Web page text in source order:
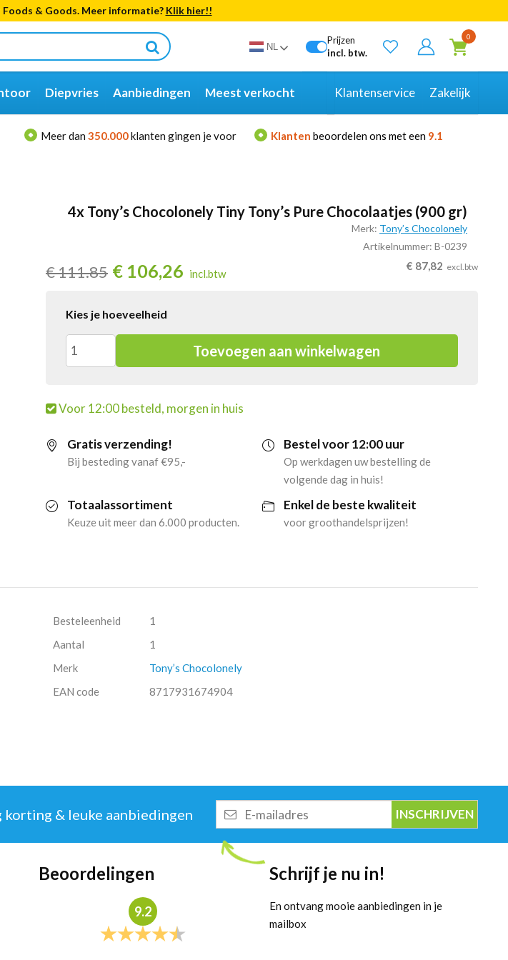
& Goods. Meer informatie? Klik hier!!
NL
Prijzen
incl. btw.
0
Diepvries Aanbiedingen Meest verkocht Klantenservice Zakelijk
Meer dan 350.000klanten gingen je voor Klanten beoordelen ons met een 9.1
4x Tony’s Chocolonely Tiny Tony’s Pure Chocolaatjes (900 gr)
Merk: Tony’s Chocolonely
Artikelnummer: B-0239
€111.85 € 106,26 incl.btw
€ 87,82 excl.btw
Kies je hoeveelheid
4x
Chocolonely
Tiny
aantal
Toevoegen aan winkelwagen
Voor 12:00 besteld, morgen in huis
Gratis verzending!
Bij besteding vanaf €95,-
Bestel voor 12:00 uur
Op werkdagen uw bestelling de
volgende dag in huis!
Totaalassortiment
Keuze uit meer dan 6.000 producten.
Enkel de beste kwaliteit
voor groothandelsprijzen!
Besteleenheid
1
Aantal
1
Merk
Tony’s Chocolonely
EAN code
8717931674904
korting & leuke aanbiedingen
mailadres
Beoordelingen
9.2
Schrijf je nu in!
En ontvang mooie aanbiedingen in je
mailbox